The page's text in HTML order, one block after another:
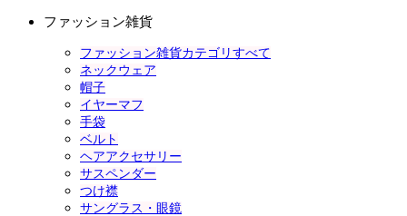
ファッション雑貨
ファッション雑貨カテゴリすべて
ネックウェア
帽子
イヤーマフ
手袋
ベルト
ヘアアクセサリー
サスペンダー
つけ襟
サングラス・眼鏡